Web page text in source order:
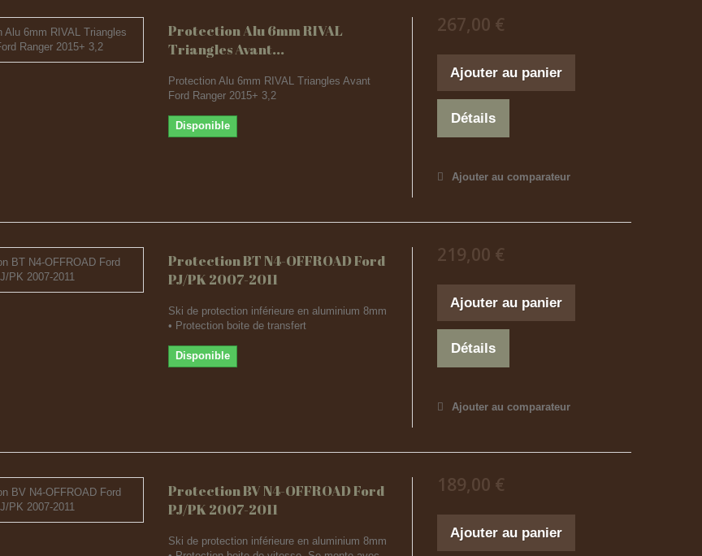
Protection Alu 6mm RIVAL
Triangles Avant...
Protection Alu 6mm RIVAL Triangles Avant
Ford Ranger 2015+ 3,2
Disponible
267,00 €
Ajouter au panier
Détails
Ajouter au comparateur
Protection BT N4-OFFROAD Ford
PJ/PK 2007-2011
Ski de protection inférieure en aluminium 8mm
• Protection boite de transfert
Disponible
219,00 €
Ajouter au panier
Détails
Ajouter au comparateur
Protection BV N4-OFFROAD Ford
PJ/PK 2007-2011
Ski de protection inférieure en aluminium 8mm
189,00 €
Ajouter au panier